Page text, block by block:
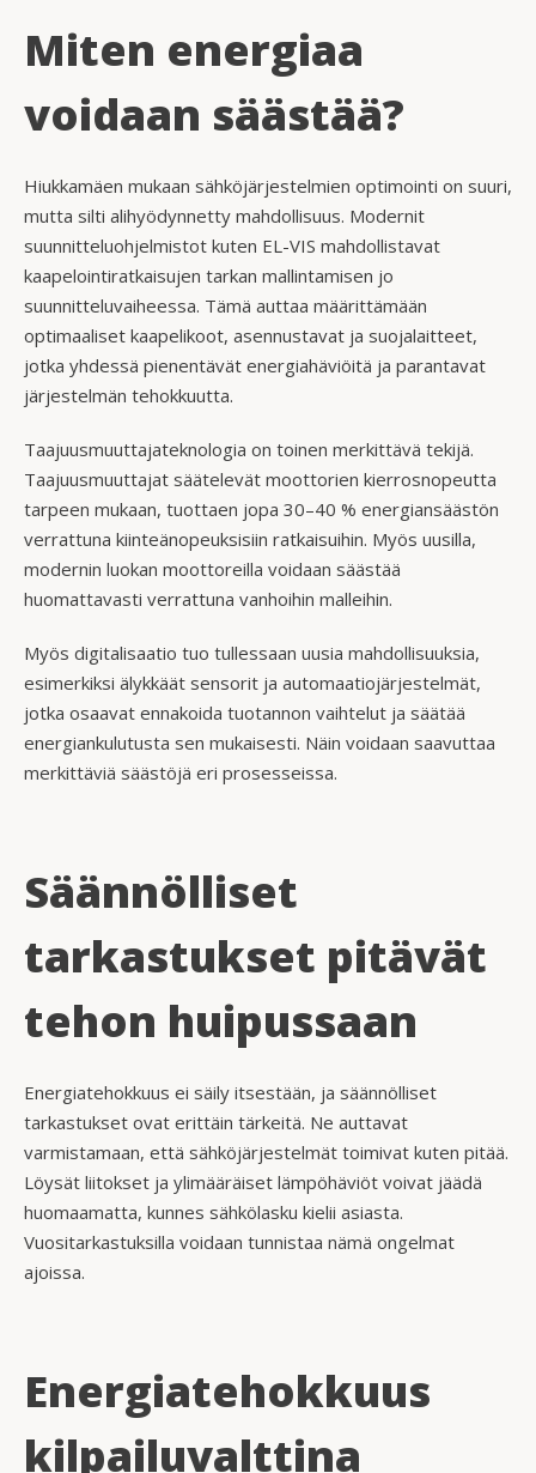
Miten energiaa
voidaan säästää?
Hiukkamäen mukaan sähköjärjestelmien optimointi on suuri,
mutta silti alihyödynnetty mahdollisuus. Modernit
suunnitteluohjelmistot kuten EL-VIS mahdollistavat
kaapelointiratkaisujen tarkan mallintamisen jo
suunnitteluvaiheessa. Tämä auttaa määrittämään
optimaaliset kaapelikoot, asennustavat ja suojalaitteet,
jotka yhdessä pienentävät energiahäviöitä ja parantavat
järjestelmän tehokkuutta.
Taajuusmuuttajateknologia on toinen merkittävä tekijä.
Taajuusmuuttajat säätelevät moottorien kierrosnopeutta
tarpeen mukaan, tuottaen jopa 30–40 % energiansäästön
verrattuna kiinteänopeuksisiin ratkaisuihin. Myös uusilla,
modernin luokan moottoreilla voidaan säästää
huomattavasti verrattuna vanhoihin malleihin.
Myös digitalisaatio tuo tullessaan uusia mahdollisuuksia,
esimerkiksi älykkäät sensorit ja automaatiojärjestelmät,
jotka osaavat ennakoida tuotannon vaihtelut ja säätää
energiankulutusta sen mukaisesti. Näin voidaan saavuttaa
merkittäviä säästöjä eri prosesseissa.
Säännölliset
tarkastukset pitävät
tehon huipussaan
Energiatehokkuus ei säily itsestään, ja säännölliset
tarkastukset ovat erittäin tärkeitä. Ne auttavat
varmistamaan, että sähköjärjestelmät toimivat kuten pitää.
Löysät liitokset ja ylimääräiset lämpöhäviöt voivat jäädä
huomaamatta, kunnes sähkölasku kielii asiasta.
Vuositarkastuksilla voidaan tunnistaa nämä ongelmat
ajoissa.
Energiatehokkuus
kilpailuvalttina